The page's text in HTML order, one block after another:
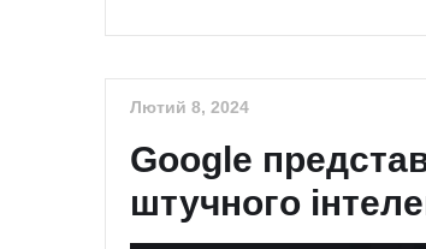
Лютий 8, 2024
Google
штучного